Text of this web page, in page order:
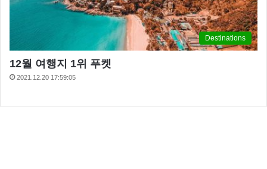
Destinations
12월 여행지 1위 푸켓
2021.12.20 17:59:05